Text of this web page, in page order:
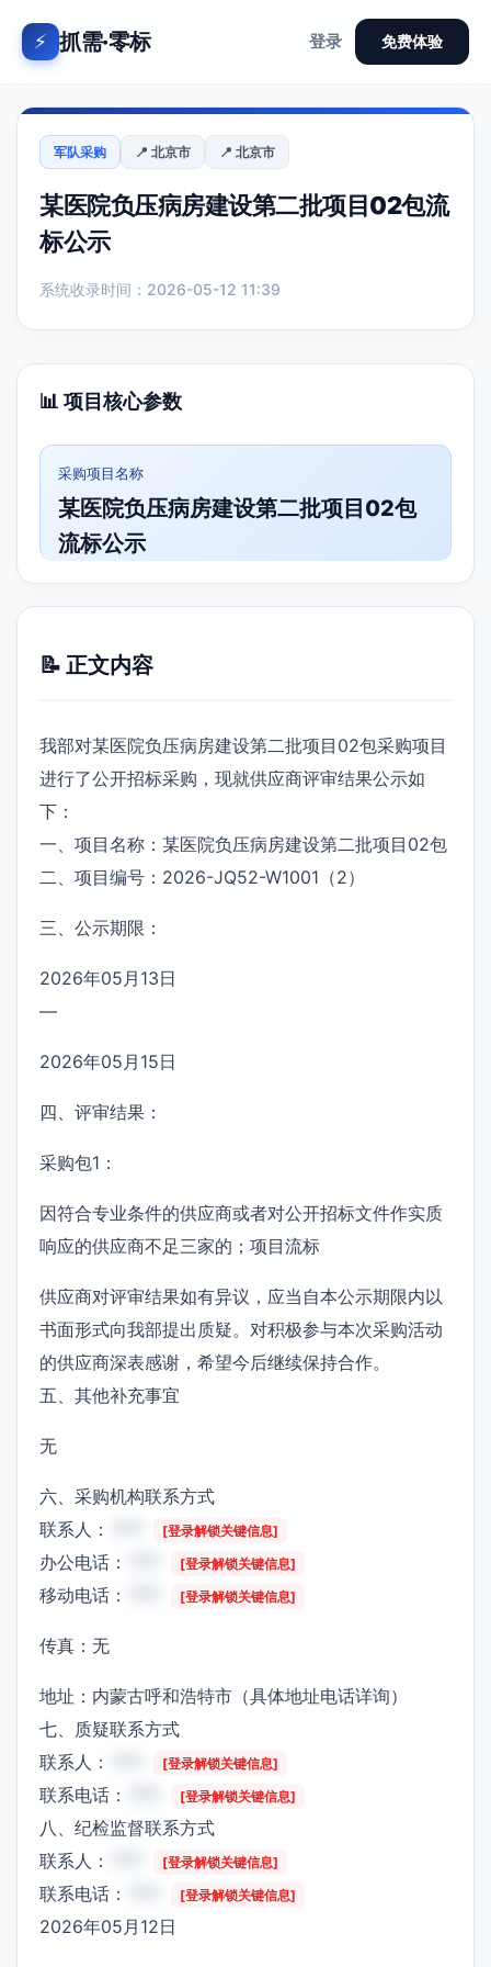
⚡ 抓需·零标 登录 免费体验
军队采购 📍 北京市 📍 北京市
某医院负压病房建设第二批项目02包流
标公示
系统收录时间：2026-05-12 11:39
📊 项目核心参数
采购项目名称
某医院负压病房建设第二批项目02包
流标公示
📝 正文内容
我部对某医院负压病房建设第二批项目02包采购项目
进行了公开招标采购，现就供应商评审结果公示如
下：
一、项目名称：某医院负压病房建设第二批项目02包
二、项目编号：2026-JQ52-W1001（2）
三、公示期限：
2026年05月13日
—
2026年05月15日
四、评审结果：
采购包1：
因符合专业条件的供应商或者对公开招标文件作实质
响应的供应商不足三家的；项目流标
供应商对评审结果如有异议，应当自本公示期限内以
书面形式向我部提出质疑。对积极参与本次采购活动
的供应商深表感谢，希望今后继续保持合作。
五、其他补充事宜
无
六、采购机构联系方式
联系人：
[登录解锁关键信息]
办公电话： [登录解锁关键信息]
移动电话： [登录解锁关键信息]
传真：无
地址：内蒙古呼和浩特市（具体地址电话详询）
七、质疑联系方式
联系人：
[登录解锁关键信息]
联系电话： [登录解锁关键信息]
八、纪检监督联系方式
联系人：
[登录解锁关键信息]
联系电话： [登录解锁关键信息]
2026年05月12日